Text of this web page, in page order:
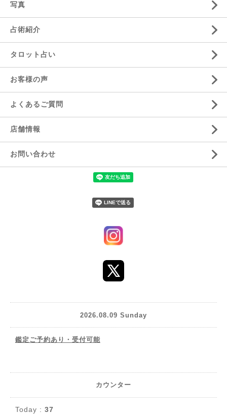
写真
占術紹介
タロット占い
お客様の声
よくあるご質問
店舗情報
お問い合わせ
2026.08.09 Sunday
鑑定ご予約あり・受付可能
カウンター
Today : 37